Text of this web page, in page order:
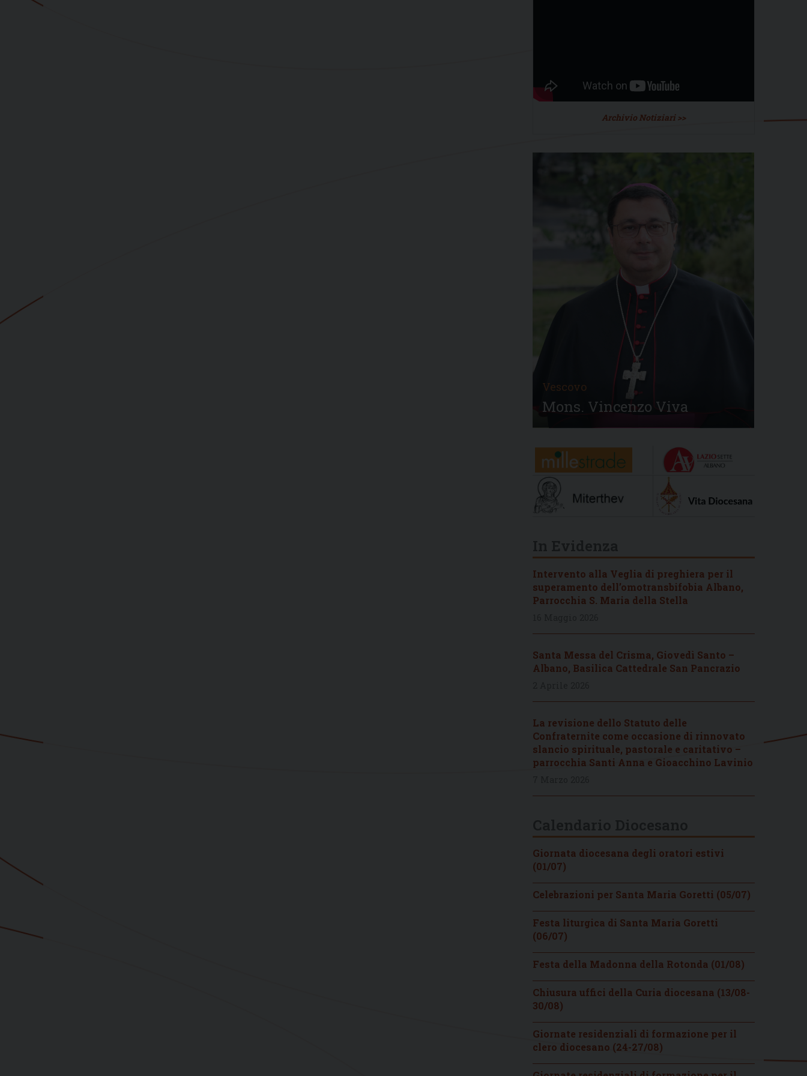
Archivio Notiziari >>
Vescovo
Mons. Vincenzo Viva
Intervento alla Veglia di preghiera per il
superamento dell’omotransbifobia Albano,
Parrocchia S. Maria della Stella
Santa Messa del Crisma, Giovedì Santo –
Albano, Basilica Cattedrale San Pancrazio
La revisione dello Statuto delle
Confraternite come occasione di rinnovato
slancio spirituale, pastorale e caritativo –
parrocchia Santi Anna e Gioacchino Lavinio
Giornata diocesana degli oratori estivi
(01/07)
Celebrazioni per Santa Maria Goretti (05/07)
Festa liturgica di Santa Maria Goretti
(06/07)
Festa della Madonna della Rotonda (01/08)
Chiusura uffici della Curia diocesana (13/08-
30/08)
Giornate residenziali di formazione per il
clero diocesano (24-27/08)